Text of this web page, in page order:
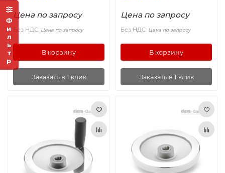
Фильтр
Цена по запросу
Без НДС: Цена по запросу
В корзину
Заказать в 1 клик
Цена по запросу
Без НДС: Цена по запросу
В корзину
Заказать в 1 клик